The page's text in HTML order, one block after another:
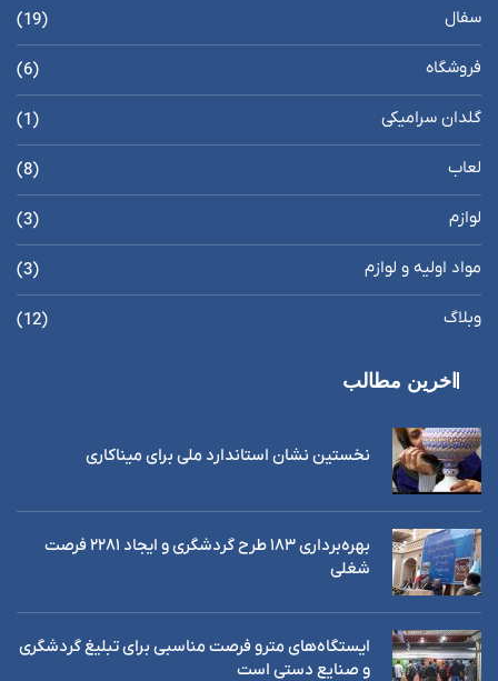
سفال (19)
فروشگاه (6)
گلدان سرامیکی (1)
لعاب (8)
لوازم (3)
مواد اولیه و لوازم (3)
وبلاگ (12)
اخرین مطالب
نخستین نشان استاندارد ملی برای میناکاری
بهره‌برداری ١٨٣ طرح گردشگری و ایجاد ٢٢٨١ فرصت
شغلی
ایستگاه‌های مترو فرصت مناسبی برای تبلیغ گردشگری
و صنایع دستی است